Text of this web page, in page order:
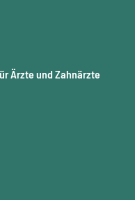
Ärzte und Zahnärzte